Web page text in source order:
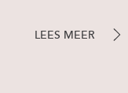
LEES MEER